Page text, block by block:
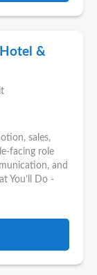
&
sales,
facing role
and
You’ll Do -